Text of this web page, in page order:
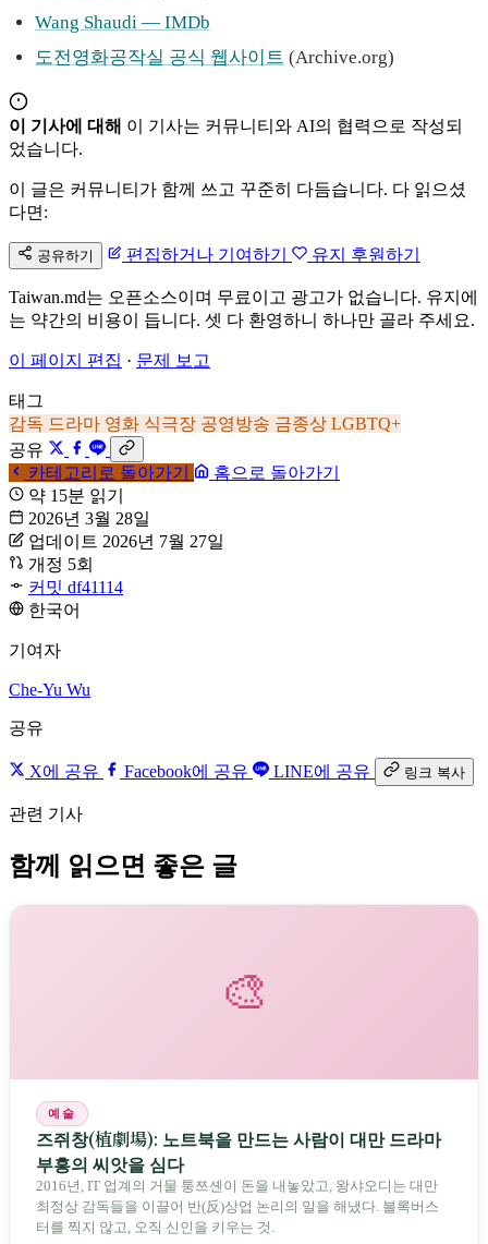
Wang Shaudi — IMDb
도전영화공작실 공식 웹사이트 (Archive.org)
이 기사에 대해 이 기사는 커뮤니티와 AI의 협력으로 작성되
었습니다.
이 글은 커뮤니티가 함께 쓰고 꾸준히 다듬습니다. 다 읽으셨
다면:
공유하기 편집하거나 기여하기 유지 후원하기
Taiwan.md는 오픈소스이며 무료이고 광고가 없습니다. 유지에
는 약간의 비용이 듭니다. 셋 다 환영하니 하나만 골라 주세요.
이 페이지 편집 · 문제 보고
태그
감독 드라마 영화 식극장 공영방송 금종상 LGBTQ+
공유
카테고리로 돌아가기
홈으로 돌아가기
약 15분 읽기
2026년 3월 28일
업데이트 2026년 7월 27일
개정 5회
커밋 df41114
한국어
기여자
Che-Yu Wu
공유
X에 공유 Facebook에 공유 LINE에 공유 링크 복사
관련 기사
함께 읽으면 좋은 글
🎨
예술
즈쥐창(植劇場): 노트북을 만드는 사람이 대만 드라마
부흥의 씨앗을 심다
2016년, IT 업계의 거물 퉁쯔셴이 돈을 내놓았고, 왕샤오디는 대만
최정상 감독들을 이끌어 반(反)상업 논리의 일을 해냈다. 블록버스
터를 찍지 않고, 오직 신인을 키우는 것.